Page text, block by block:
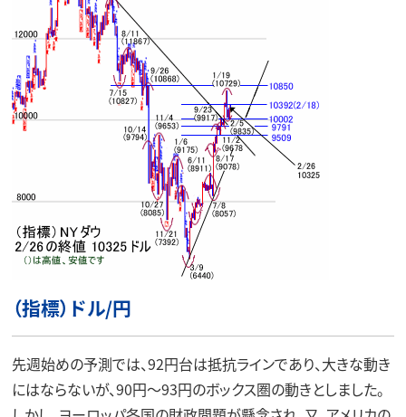
（指標）ドル/円
先週始めの予測では、92円台は抵抗ラインであり、大きな動き
にはならないが、90円～93円のボックス圏の動きとしました。